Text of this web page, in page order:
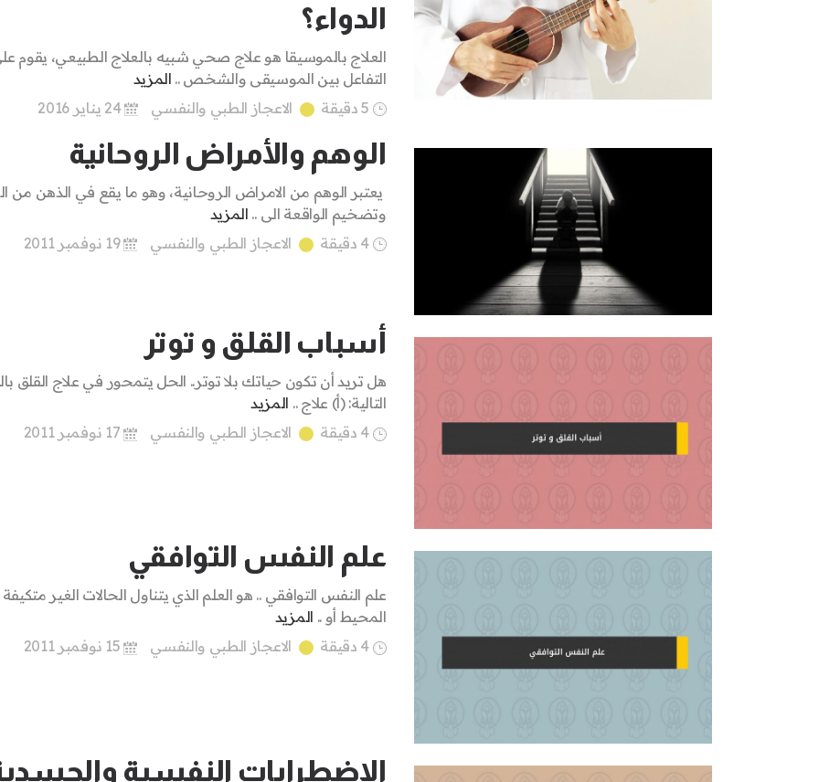
الدواء؟
العلاج بالموسيقا هو علاج صحي شبيه بالعلاج الطبيعي، يقوم
التفاعل بين الموسيقى والشخص .. المزيد
5 دقيقة
الاعجاز الطبي والنفسي 24 يناير 2016
الوهم والأمراض الروحانية
يعتبر الوهم من الامراض الروحانية، وهو ما يقع في الذهن من
وتضخيم الواقعة الى .. المزيد
4 دقيقة
الاعجاز الطبي والنفسي 19 نوفمبر 2011
أسباب القلق و توتر
هل تريد أن تكون حياتك بلا توتر.. الحل يتمحور في علاج القلق
التالية: (أ‌) علاج .. المزيد
4 دقيقة
الاعجاز الطبي والنفسي
علم النفس التوافقي
علم النفس التوافقي .. هو العلم الذي يتناول الحالات الغير
المحيط أو .. المزيد
4 دقيقة
الاعجاز الطبي والنفسي
الاضطرابات النفسية